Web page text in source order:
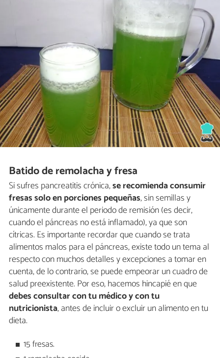
Batido de remolacha y fresa
Si sufres pancreatitis crónica,se recomienda consumir
fresas solo en porciones pequeñas, sin semillas y
únicamente durante el periodo de remisión (es decir,
cuando el páncreas no está inflamado), ya que son
cítricas. Es importante recordar que cuando se trata
alimentos malos para el páncreas, existe todo un tema al
respecto con muchos detalles y excepciones a tomar en
cuenta, de lo contrario, se puede empeorar un cuadro de
salud preexistente. Por eso, hacemos hincapié en que
debes consultar con tu médico y con tu
nutricionista, antes de incluir o excluir un alimento en tu
dieta.
15 fresas.